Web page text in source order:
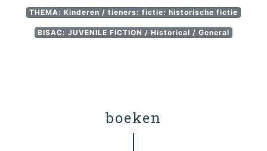
THEMA: Kinderen / tieners: fictie: historische fictie
BISAC: JUVENILE FICTION / Historical / General
boeken